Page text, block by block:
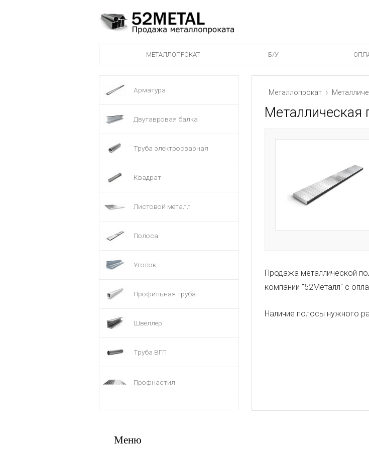
МЕТАЛЛОПРОКАТ Б/У
Арматура
Двутавровая балка
Труба электросварная
Квадрат
Листовой металл
Полоса
Уголок
Профильная труба
Швеллер
Труба ВГП
Профнастил
Металлопрокат ›
Металлическая
Продажа металлической
компании "52Металл" с
Наличие полосы нужного
Меню